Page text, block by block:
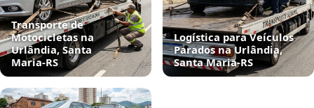
Transporte de
Motocicletas na
Urlândia, Santa
Maria‑RS
Logística para Veículos
Parados na Urlândia,
Santa Maria‑RS